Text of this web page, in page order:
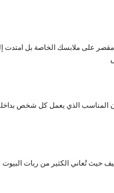
على ملابسك الخاصة بل امتدت
الذي يعمل كل شخص
حيث تٌعاني الكثير من ربات